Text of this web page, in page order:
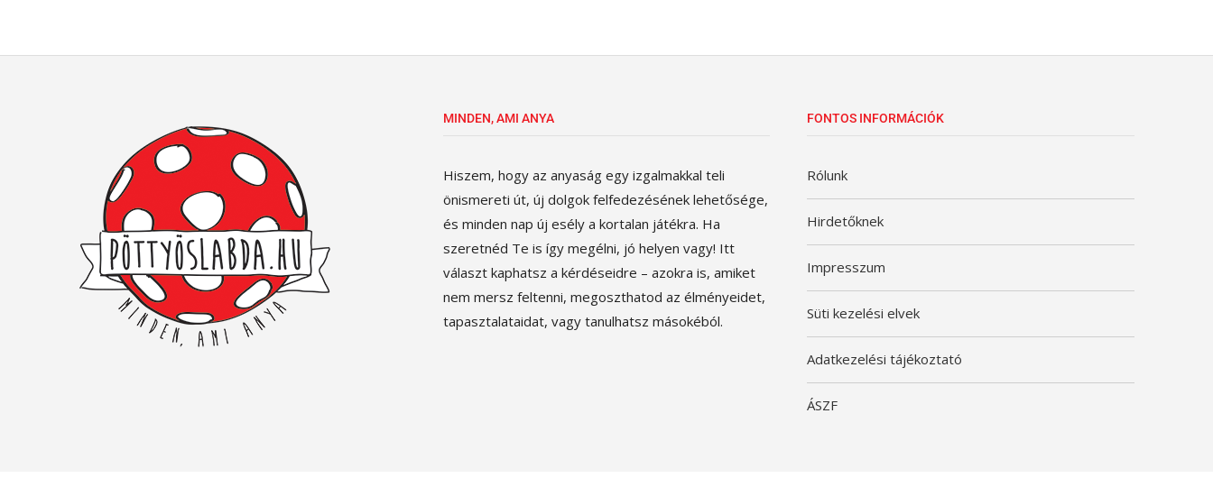
MINDEN, AMI ANYA
Hiszem, hogy az anyaság egy izgalmakkal teli
önismereti út, új dolgok felfedezésének lehetősége,
és minden nap új esély a kortalan játékra. Ha
szeretnéd Te is így megélni, jó helyen vagy! Itt
választ kaphatsz a kérdéseidre – azokra is, amiket
nem mersz feltenni, megoszthatod az élményeidet,
tapasztalataidat, vagy tanulhatsz másokéból.
FONTOS INFORMÁCIÓK
Rólunk
Hirdetőknek
Impresszum
Süti kezelési elvek
Adatkezelési tájékoztató
ÁSZF